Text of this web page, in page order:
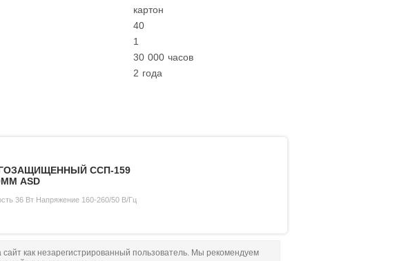
картон
40
1
30 000 часов
2 года
ССП-159
ASD
36 Вт Напряжение 160-260/50 В/Гц
как незарегистрированный пользователь. Мы рекомендуем